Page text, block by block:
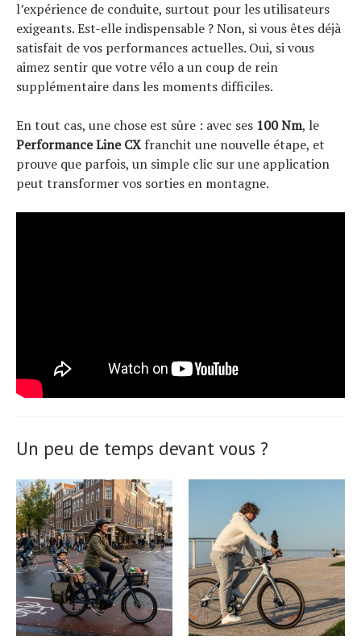
l’expérience de conduite, surtout pour les utilisateurs
exigeants. Est-elle indispensable ? Non, si vous êtes déjà
satisfait de vos performances actuelles. Oui, si vous
aimez sentir que votre vélo a un coup de rein
supplémentaire dans les moments difficiles.
En tout cas, une chose est sûre : avec ses 100 Nm, le
Performance Line CXfranchit une nouvelle étape, et
prouve que parfois, un simple clic sur une application
peut transformer vos sorties en montagne.
Un peu de temps devant vous ?